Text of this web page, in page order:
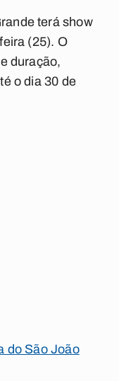
terá show
(25). O
duração,
o dia 30 de
do São João